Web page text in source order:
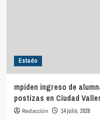
Estado
mpiden ingreso de
postizas en Ciudad
Redacción 14 julio, 2026